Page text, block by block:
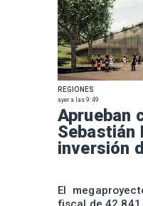
REGIONES
ayer a las 9:49
Aprueban
Sebastián
inversión
El